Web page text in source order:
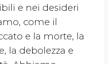
e nei desideri
come il
e la morte, la
la debolezza e